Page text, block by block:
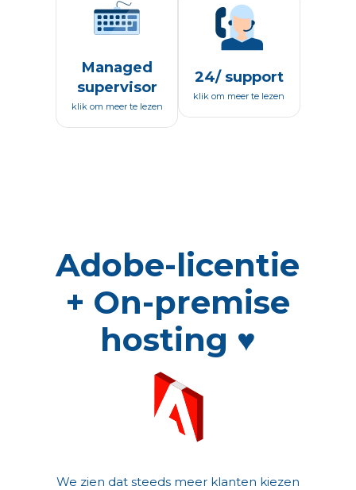
Managed
supervisor
klik om meer te lezen
24/ support
klik om meer te lezen
Adobe-licentie
+ On-premise
hosting ♥️
We zien dat steeds meer klanten kiezen